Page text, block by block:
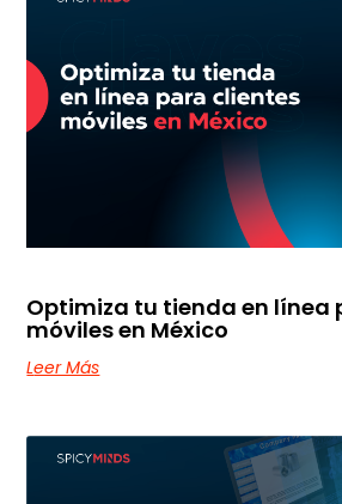
Optimiza tu tienda en línea
móviles en México
Leer Más